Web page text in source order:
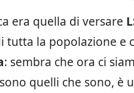
era quella di versare
la popolazione e
: sembra che ora ci
quelli che sono, è